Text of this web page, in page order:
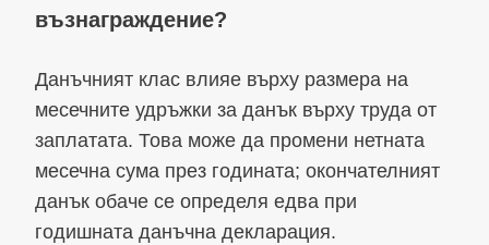
възнаграждение?
Данъчният клас влияе върху размера на
месечните удръжки за данък върху труда от
заплатата. Това може да промени нетната
месечна сума през годината; окончателният
данък обаче се определя едва при
годишната данъчна декларация.